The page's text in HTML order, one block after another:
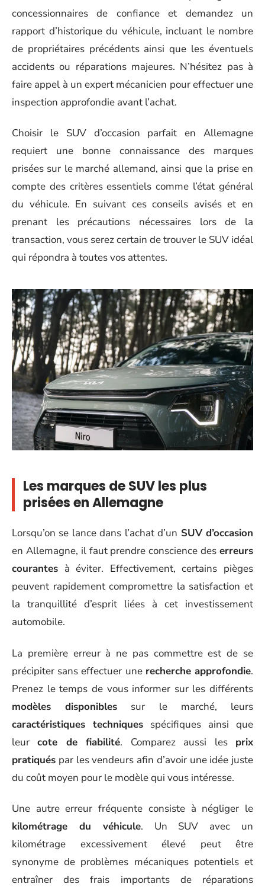
concessionnaires de confiance et demandez un
rapport d’historique du véhicule, incluant le nombre
de propriétaires précédents ainsi que les éventuels
accidents ou réparations majeures. N’hésitez pas à
faire appel à un expert mécanicien pour effectuer une
inspection approfondie avant l’achat.
Choisir le SUV d’occasion parfait en Allemagne
requiert une bonne connaissance des marques
prisées sur le marché allemand, ainsi que la prise en
compte des critères essentiels comme l’état général
du véhicule. En suivant ces conseils avisés et en
prenant les précautions nécessaires lors de la
transaction, vous serez certain de trouver le SUV idéal
qui répondra à toutes vos attentes.
Les marques de SUV les plus
prisées en Allemagne
Lorsqu’on se lance dans l’achat d’un SUV d’occasion
en Allemagne, il faut prendre conscience des erreurs
courantes à éviter. Effectivement, certains pièges
peuvent rapidement compromettre la satisfaction et
la tranquillité d’esprit liées à cet investissement
automobile.
La première erreur à ne pas commettre est de se
précipiter sans effectuer une recherche approfondie.
Prenez le temps de vous informer sur les différents
modèles disponibles sur le marché, leurs
caractéristiques techniques spécifiques ainsi que
leurcote de fiabilité. Comparez aussi les prix
pratiqués par les vendeurs afin d’avoir une idée juste
du coût moyen pour le modèle qui vous intéresse.
Une autre erreur fréquente consiste à négliger le
kilométrage du véhicule. Un SUV avec un
kilométrage excessivement élevé peut être
synonyme de problèmes mécaniques potentiels et
entraîner des frais importants de réparations